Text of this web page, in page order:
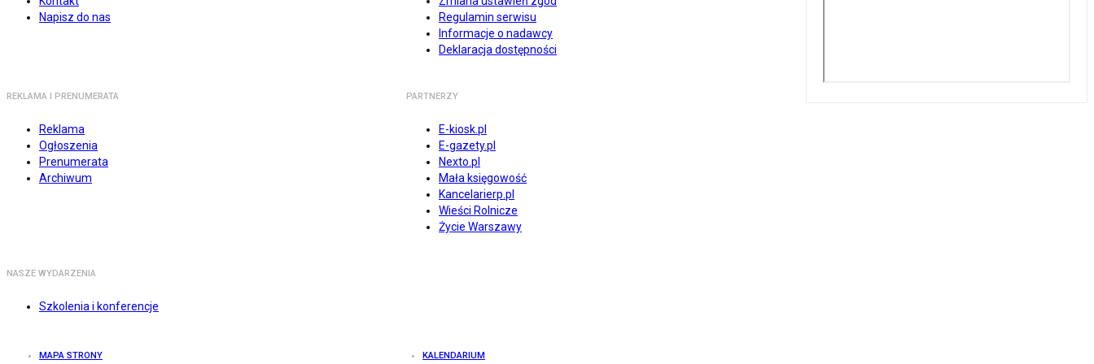
Napisz do nas
Regulamin serwisu
Informacje o nadawcy
Deklaracja dostępności
REKLAMA I PRENUMERATA
Reklama
Ogłoszenia
Prenumerata
Archiwum
PARTNERZY
E-kiosk.pl
E-gazety.pl
Nexto.pl
Mała księgowość
Kancelarierp.pl
Wieści Rolnicze
Życie Warszawy
NASZE WYDARZENIA
Szkolenia i konferencje
MAPA STRONY KALENDARIUM